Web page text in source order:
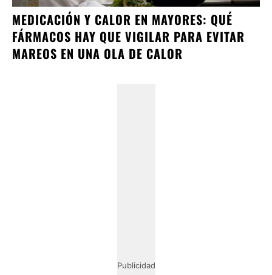
MEDICACIÓN Y CALOR EN MAYORES: QUÉ
FÁRMACOS HAY QUE VIGILAR PARA EVITAR
MAREOS EN UNA OLA DE CALOR
Publicidad